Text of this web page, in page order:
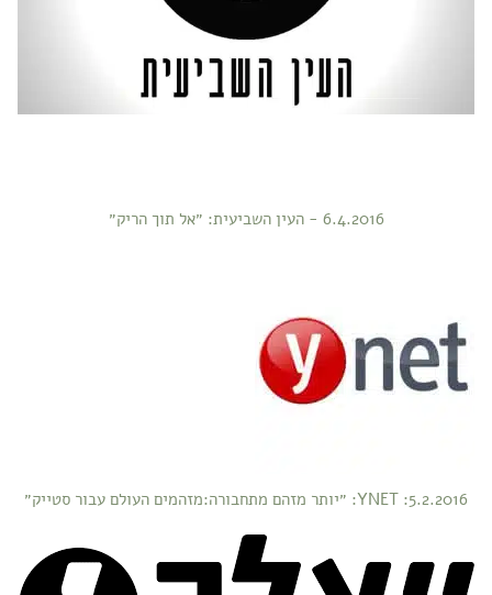
6.4.2016 - העין השביעית: ״אל תוך הריק״
5.2.2016: YNET: ״יותר מזהם מתחבורה:מזהמים העולם עבור סטייק״